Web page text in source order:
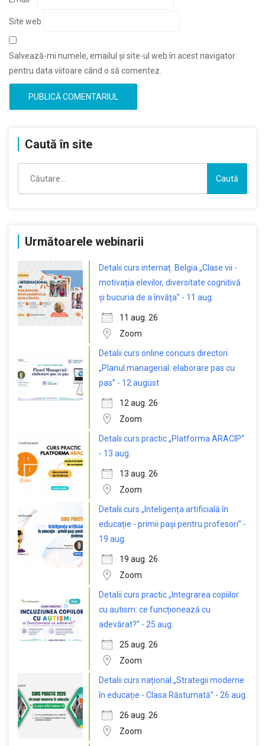
Site web
Salvează-mi numele, emailul și site-ul web în acest navigator
pentru data viitoare când o să comentez.
Caută în site
după:
Următoarele webinarii
Detalii curs internaț. Belgia „Clase vii -
motivația elevilor, diversitate cognitivă
și bucuria de a învăța” - 11 aug.
11 aug. 26
Zoom
Detalii curs online concurs directori
„Planul managerial: elaborare pas cu
pas” - 12 august
12 aug. 26
Zoom
Detalii curs practic „Platforma ARACIP”
- 13 aug.
13 aug. 26
Zoom
Detalii curs „Inteligența artificială în
educație - primii pași pentru profesori” -
19 aug.
19 aug. 26
Zoom
Detalii curs practic „Integrarea copiilor
cu autism: ce funcționează cu
adevărat?” - 25 aug.
25 aug. 26
Zoom
Detalii curs național „Strategii moderne
în educație - Clasa Răsturnată” - 26 aug.
26 aug. 26
Zoom